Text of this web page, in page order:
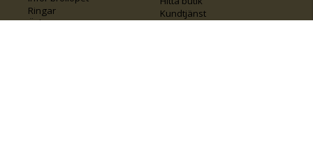
Ringar
Örhängen
Kundtjänst